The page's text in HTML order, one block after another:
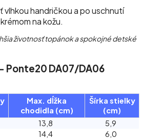
handričkou a po uschnutí
na kožu.
životnosť topánok a spokojné detské
Ponte20 DA07/DA06
Max. dĺžka
chodidla (cm)
Šírka stielky
(cm)
13,8
5,9
14,4
6,0